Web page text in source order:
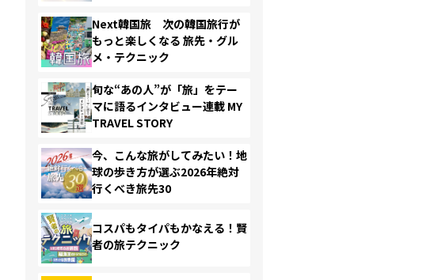
Next韓国旅 次の韓国旅行が
もっと楽しくなる 旅先・グル
メ・テクニック
旬な“あの人”が「旅」をテー
マに語るインタビュー連載 MY
TRAVEL STORY
今、こんな旅がしてみたい！地
球の歩き方が選ぶ2026年絶対
行くべき旅先30
コスパもタイパもかなえる！賢
者の旅テクニック